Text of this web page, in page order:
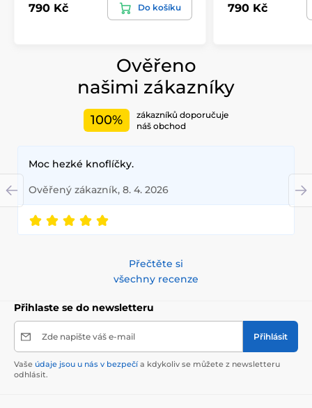
790 Kč Do košíku 790 Kč
Ověřeno
našimi zákazníky
100%
zákazníků doporučuje
náš obchod
Moc hezké knoflíčky.
Ověřený zákazník, 8. 4. 2026
Přečtěte si
všechny recenze
Přihlaste se do newsletteru
Zde napište váš e-mail Přihlásit
Vaše údaje jsou u nás v bezpečí a kdykoliv se můžete z newsletteru
odhlásit.